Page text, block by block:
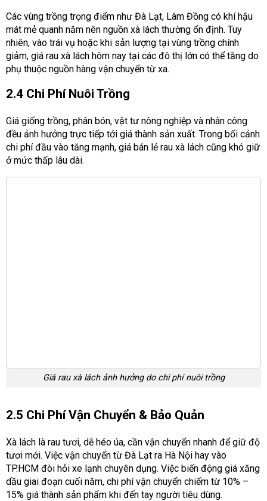
Các vùng trồng trọng điểm như Đà Lạt, Lâm Đồng có khí hậu
mát mẻ quanh năm nên nguồn xà lách thường ổn định. Tuy
nhiên, vào trái vụ hoặc khi sản lượng tại vùng trồng chính
giảm, giá rau xà lách hôm nay tại các đô thị lớn có thể tăng do
phụ thuộc nguồn hàng vận chuyển từ xa.
2.4 Chi Phí Nuôi Trồng
Giá giống trồng, phân bón, vật tư nông nghiệp và nhân công
đều ảnh hưởng trực tiếp tới giá thành sản xuất. Trong bối cảnh
chi phí đầu vào tăng mạnh, giá bán lẻ rau xà lách cũng khó giữ
ở mức thấp lâu dài.
Giá rau xà lách ảnh hưởng do chi phí nuôi trồng
2.5 Chi Phí Vận Chuyển & Bảo Quản
Xà lách là rau tươi, dễ héo úa, cần vận chuyển nhanh để giữ độ
tươi mới. Việc vận chuyển từ Đà Lạt ra Hà Nội hay vào
TP.HCM đòi hỏi xe lạnh chuyên dụng. Việc biến động giá xăng
dầu giai đoạn cuối năm, chi phí vận chuyển chiếm từ 10% –
15% giá thành sản phẩm khi đến tay người tiêu dùng.